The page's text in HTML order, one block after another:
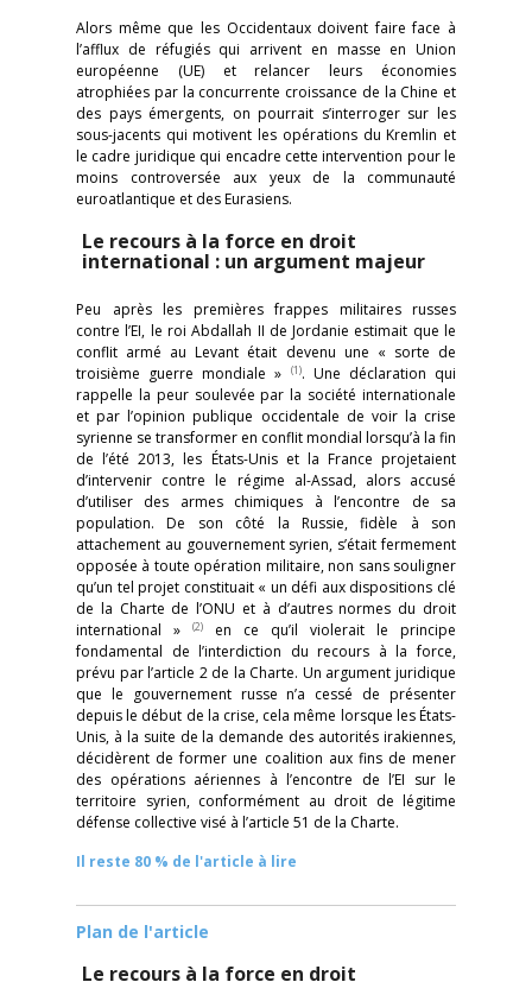
Alors même que les Occidentaux doivent faire face à
l’afflux de réfugiés qui arrivent en masse en Union
européenne (UE) et relancer leurs économies
atrophiées par la concurrente croissance de la Chine et
des pays émergents, on pourrait s’interroger sur les
sous-jacents qui motivent les opérations du Kremlin et
le cadre juridique qui encadre cette intervention pour le
moins controversée aux yeux de la communauté
euroatlantique et des Eurasiens.
Le recours à la force en droit
international : un argument majeur
Peu après les premières frappes militaires russes
contre l’EI, le roi Abdallah II de Jordanie estimait que le
conflit armé au Levant était devenu une « sorte de
troisième guerre mondiale »
(1). Une déclaration qui
rappelle la peur soulevée par la société internationale
et par l’opinion publique occidentale de voir la crise
syrienne se transformer en conflit mondial lorsqu’à la fin
de l’été 2013, les États-Unis et la France projetaient
d’intervenir contre le régime al-Assad, alors accusé
d’utiliser des armes chimiques à l’encontre de sa
population. De son côté la Russie, fidèle à son
attachement au gouvernement syrien, s’était fermement
opposée à toute opération militaire, non sans souligner
qu’un tel projet constituait « un défi aux dispositions clé
de la Charte de l’ONU et à d’autres normes du droit
international »
(2)
en ce qu’il violerait le principe
fondamental de l’interdiction du recours à la force,
prévu par l’article 2 de la Charte. Un argument juridique
que le gouvernement russe n’a cessé de présenter
depuis le début de la crise, cela même lorsque les États-
Unis, à la suite de la demande des autorités irakiennes,
décidèrent de former une coalition aux fins de mener
des opérations aériennes à l’encontre de l’EI sur le
territoire syrien, conformément au droit de légitime
défense collective visé à l’article 51 de la Charte.
Il reste 80 % de l'article à lire
Plan de l'article
Le recours à la force en droit